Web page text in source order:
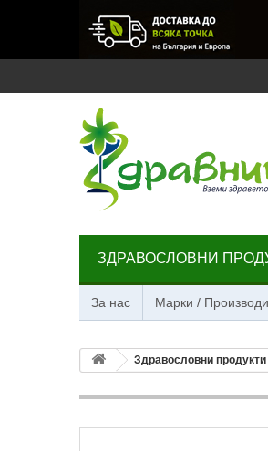
ЗДРАВОСЛОВНИ
За нас Марки /
Здравословни продукти